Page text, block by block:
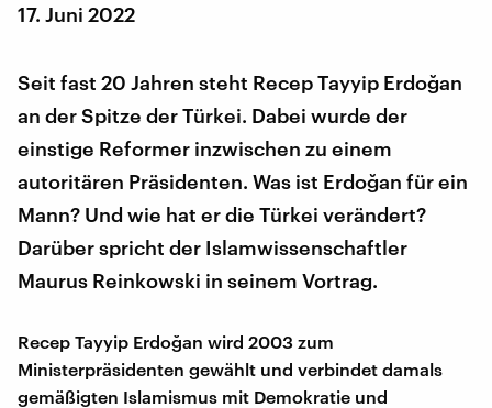
17. Juni 2022
Seit fast 20 Jahren steht Recep Tayyip Erdoğan
an der Spitze der Türkei. Dabei wurde der
einstige Reformer inzwischen zu einem
autoritären Präsidenten. Was ist Erdoğan für ein
Mann? Und wie hat er die Türkei verändert?
Darüber spricht der Islamwissenschaftler
Maurus Reinkowski in seinem Vortrag.
Recep Tayyip Erdoğan wird 2003 zum
Ministerpräsidenten gewählt und verbindet damals
gemäßigten Islamismus mit Demokratie und